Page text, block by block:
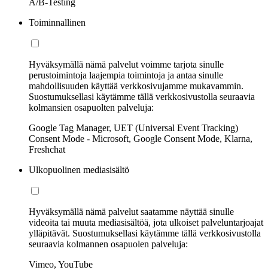
A/B-Testing
Toiminnallinen
Hyväksymällä nämä palvelut voimme tarjota sinulle
perustoimintoja laajempia toimintoja ja antaa sinulle
mahdollisuuden käyttää verkkosivujamme mukavammin.
Suostumuksellasi käytämme tällä verkkosivustolla seuraavia
kolmansien osapuolten palveluja:
Google Tag Manager, UET (Universal Event Tracking)
Consent Mode - Microsoft, Google Consent Mode, Klarna,
Freshchat
Ulkopuolinen mediasisältö
Hyväksymällä nämä palvelut saatamme näyttää sinulle
videoita tai muuta mediasisältöä, jota ulkoiset palveluntarjoajat
ylläpitävät. Suostumuksellasi käytämme tällä verkkosivustolla
seuraavia kolmannen osapuolen palveluja:
Vimeo, YouTube